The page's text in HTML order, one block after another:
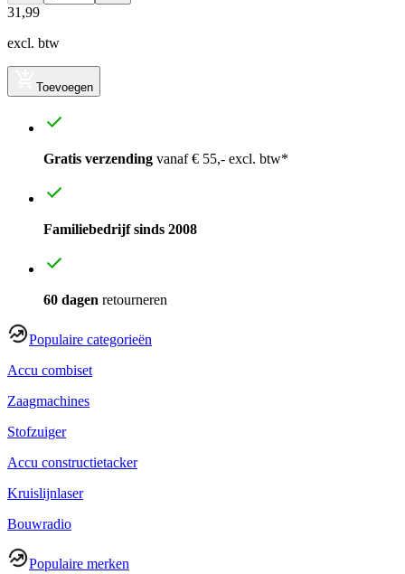
31 ,99
excl. btw
Toevoegen
Gratis verzending vanaf € 55,- excl. btw*
Familiebedrijf sinds 2008
60 dagen retourneren
Populaire categorieën
Accu combiset
Zaagmachines
Stofzuiger
Accu constructietacker
Kruislijnlaser
Bouwradio
Populaire merken